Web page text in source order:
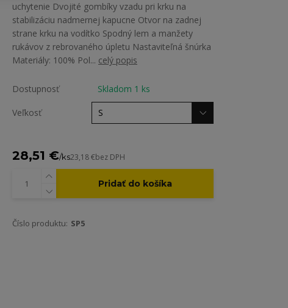
uchytenie Dvojité gombíky vzadu pri krku na
stabilizáciu nadmernej kapucne Otvor na zadnej
strane krku na vodítko Spodný lem a manžety
rukávov z rebrovaného úpletu Nastaviteľná šnúrka
Materiály: 100% Pol... celý popis
Dostupnosť Skladom 1 ks
Veľkosť
28,51 €/ks23,18 €bez DPH
Pridať do košíka
Číslo produktu: SP5